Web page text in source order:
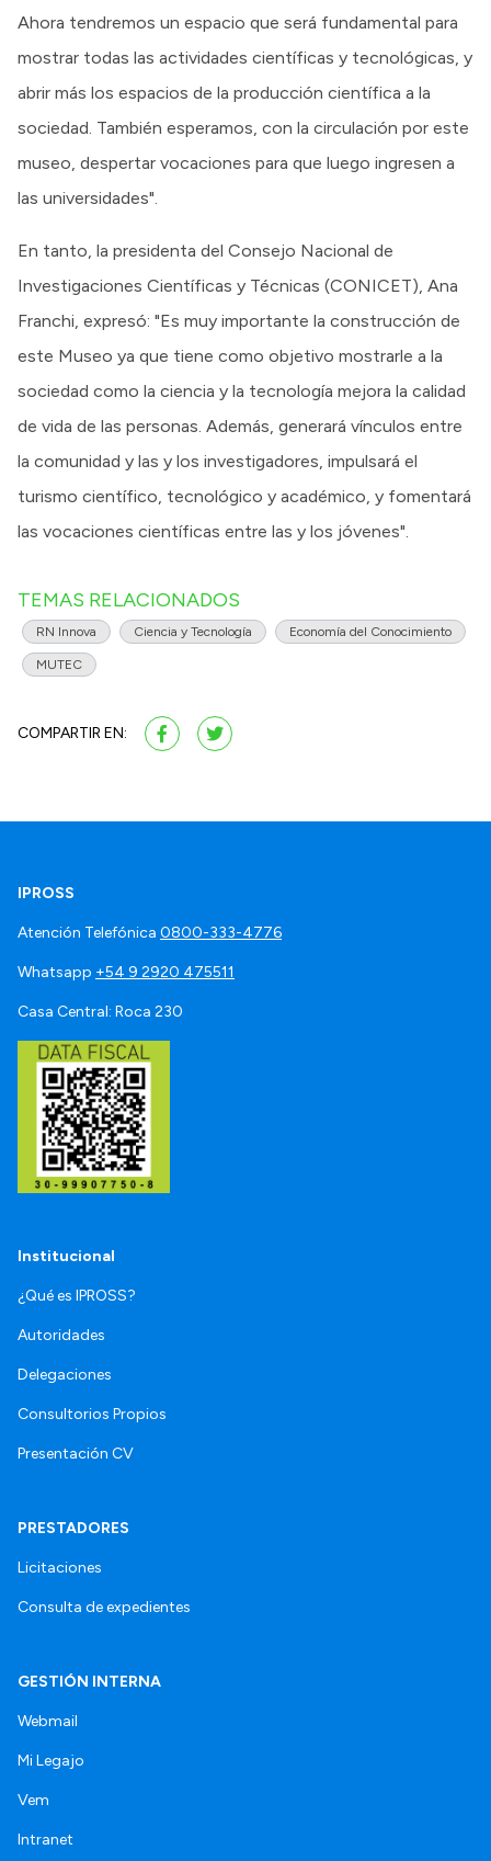
Ahora tendremos un espacio que será fundamental para
mostrar todas las actividades científicas y tecnológicas, y
abrir más los espacios de la producción científica a la
sociedad. También esperamos, con la circulación por este
museo, despertar vocaciones para que luego ingresen a
las universidades".
En tanto, la presidenta del Consejo Nacional de
Investigaciones Científicas y Técnicas (CONICET), Ana
Franchi, expresó: "Es muy importante la construcción de
este Museo ya que tiene como objetivo mostrarle a la
sociedad como la ciencia y la tecnología mejora la calidad
de vida de las personas. Además, generará vínculos entre
la comunidad y las y los investigadores, impulsará el
turismo científico, tecnológico y académico, y fomentará
las vocaciones científicas entre las y los jóvenes".
TEMAS RELACIONADOS
RN Innova Ciencia y Tecnología Economía del Conocimiento
MUTEC
COMPARTIR EN:
IPROSS
Atención Telefónica 0800-333-4776
Whatsapp +54 9 2920 475511
Casa Central: Roca 230
Institucional
¿Qué es IPROSS?
Autoridades
Delegaciones
Consultorios Propios
Presentación CV
PRESTADORES
Licitaciones
Consulta de expedientes
GESTIÓN INTERNA
Webmail
Mi Legajo
Vem
Intranet